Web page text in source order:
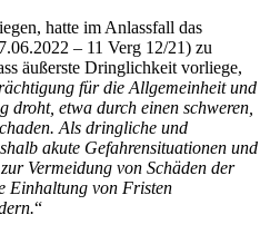
hatte im Anlassfall das
– 11 Verg 12/21) zu
äußerste Dringlichkeit vorliege,
für die Allgemeinheit und
droht, etwa durch einen schweren,
Als dringliche und
akute Gefahrensituationen und
Vermeidung von Schäden der
Einhaltung von Fristen
“